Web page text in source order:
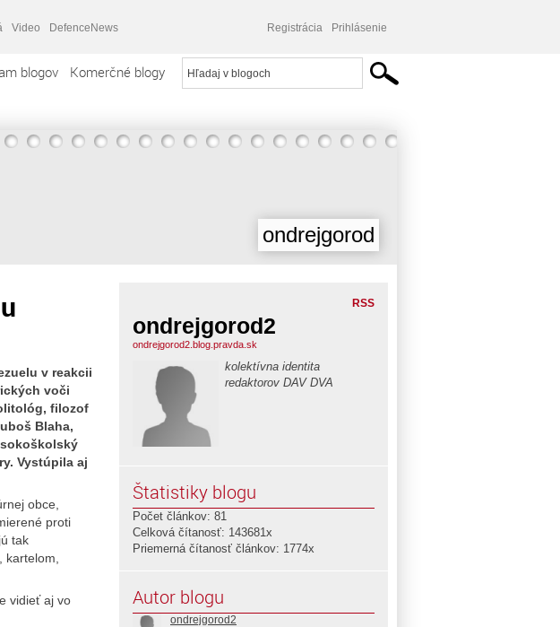
Video DefenceNews Registrácia Prihlásenie
blogov Komerčné blogy
ondrejgorod
v reakcii
voči
filozof
Blaha,
Vystúpila aj
obce,
proti
tak
vidieť aj vo
RSS
ondrejgorod2
ondrejgorod2.blog.pravda.sk
kolektívna identita
redaktorov DAV DVA
Štatistiky blogu
Počet článkov: 81
Celková čítanosť: 143681x
Priemerná čítanosť článkov: 1774x
Autor blogu
ondrejgorod2